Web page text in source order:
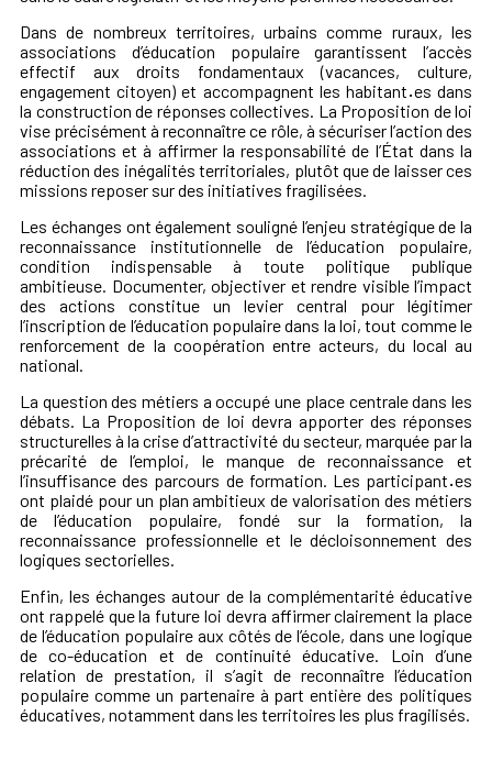
Dans de nombreux territoires, urbains comme ruraux, les
associations d’éducation populaire garantissent l’accès
effectif aux droits fondamentaux (vacances, culture,
engagement citoyen) et accompagnent les habitant·es dans
la construction de réponses collectives. La Proposition de loi
vise précisément à reconnaître ce rôle, à sécuriser l’action des
associations et à affirmer la responsabilité de l’État dans la
réduction des inégalités territoriales, plutôt que de laisser ces
missions reposer sur des initiatives fragilisées.
Les échanges ont également souligné l’enjeu stratégique de la
reconnaissance institutionnelle de l’éducation populaire,
condition indispensable à toute politique publique
ambitieuse Documenter, objectiver et rendre visible l’impact
des actions constitue un levier central pour légitimer
l’inscription de l’éducation populaire dans la loi, tout comme le
renforcement de la coopération entre acteurs, du local au
national
La question des métiers a occupé une place centrale dans les
débats. La Proposition de loi devra apporter des réponses
structurelles à la crise d’attractivité du secteur, marquée parla
précarité de l’emploi, le manque de reconnaissance et
l’insuffisance des parcours de formation . Les participant·es
ont plaidé pour un plan ambitieux de valorisation des métiers
de l’éducation populaire, fondé sur la formation, la
reconnaissance professionnelle et le décloisonnement des
logiques sectorielles
Enfin, les échanges autour de la complémentarité éducative
ont rappelé quela future loi devra affirmer clairement la place
de l’éducation populaire aux côtés de l’école, dans une logique
deco-éducation et de continuité éducative
Loin d’une
relation de prestation, il s’agit de reconnaître l’éducation
populaire comme un partenaire à part entière des politiques
éducatives, notamment dans les territoires les plus fragilisés